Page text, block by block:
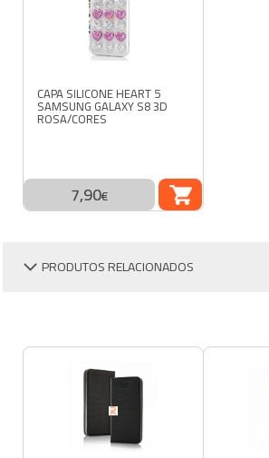
CAPA SILICONE HEART 5
SAMSUNG GALAXY S8 3D
ROSA/CORES
7,90€
PRODUTOS RELACIONADOS